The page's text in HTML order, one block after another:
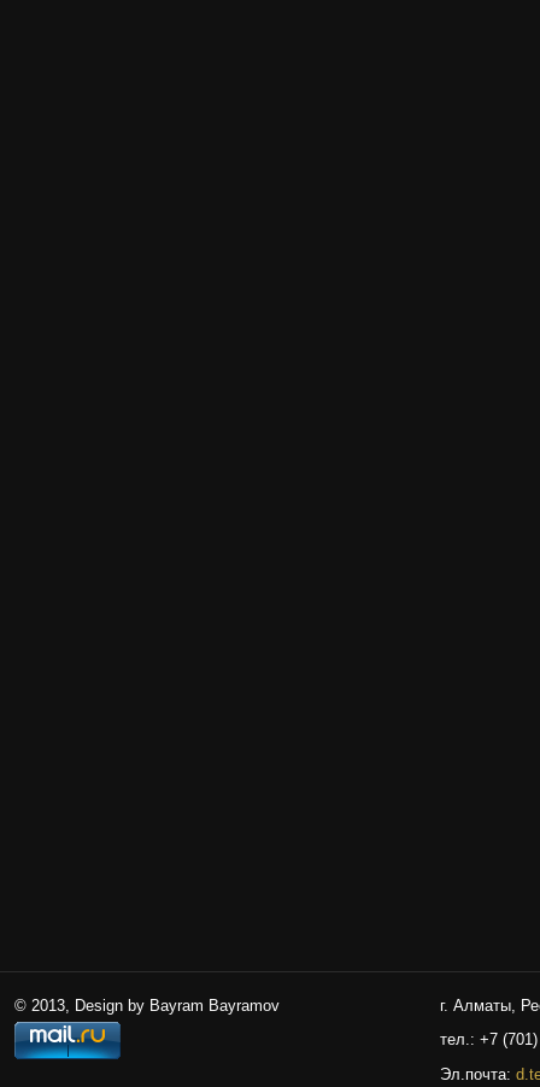
© 2013, Design by Bayram Bayramov
г. Алматы,
тел.: +7
Эл.почта: